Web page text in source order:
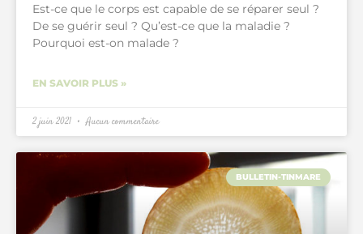
Est-ce que le corps est capable de se réparer seul ?
De se guérir seul ? Qu’est-ce que la maladie ?
Pourquoi est-on malade ?
EN SAVOIR PLUS »
2 juin 2021 Aucun commentaire
BULLETIN-TINMARE